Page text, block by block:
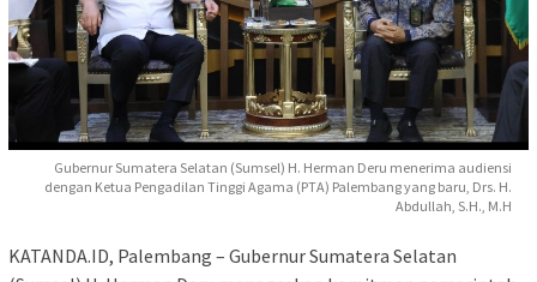
Gubernur Sumatera Selatan (Sumsel) H. Herman Deru menerima audiensi
dengan Ketua Pengadilan Tinggi Agama (PTA) Palembang yang baru, Drs. H.
Abdullah, S.H., M.H
KATANDA.ID, Palembang – Gubernur Sumatera Selatan